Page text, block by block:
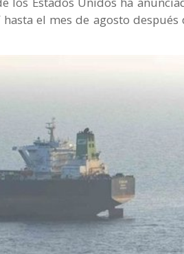
el mes de agosto después